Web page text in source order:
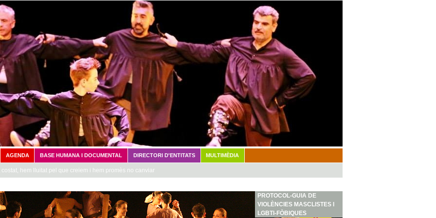
Vés al contingut
AGENDA BASE HUMANA I DOCUMENTAL DIRECTORI D'ENTITATS MULTIMÈDIA
hem lluitat pel que creiem i hem promès no canviar
PROTOCOL-GUIA DE
VIOLÈNCIES MASCLISTES I
LGBTI-FÒBIQUES